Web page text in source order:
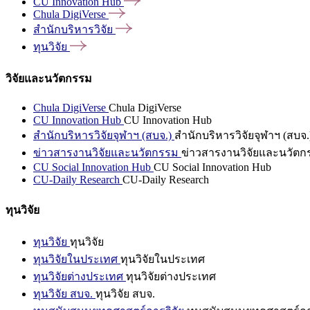
Chula DigiVerse
สำนักบริหารวิจัย
ทุนวิจัย
วิจัยและนวัตกรรม
Chula DigiVerse Chula DigiVerse
CU Innovation Hub CU Innovation Hub
สำนักบริหารวิจัยจุฬาฯ (สบจ.) สำนักบริหารวิจัยจุฬาฯ (สบจ
ข่าวสารงานวิจัยและนวัตกรรม ข่าวสารงานวิจัยและนวัตก
CU Social Innovation Hub CU Social Innovation Hub
CU-Daily Research CU-Daily Research
ทุนวิจัย
ทุนวิจัย ทุนวิจัย
ทุนวิจัยในประเทศ ทุนวิจัยในประเทศ
ทุนวิจัยต่างประเทศ ทุนวิจัยต่างประเทศ
ทุนวิจัย สบจ. ทุนวิจัย สบจ.